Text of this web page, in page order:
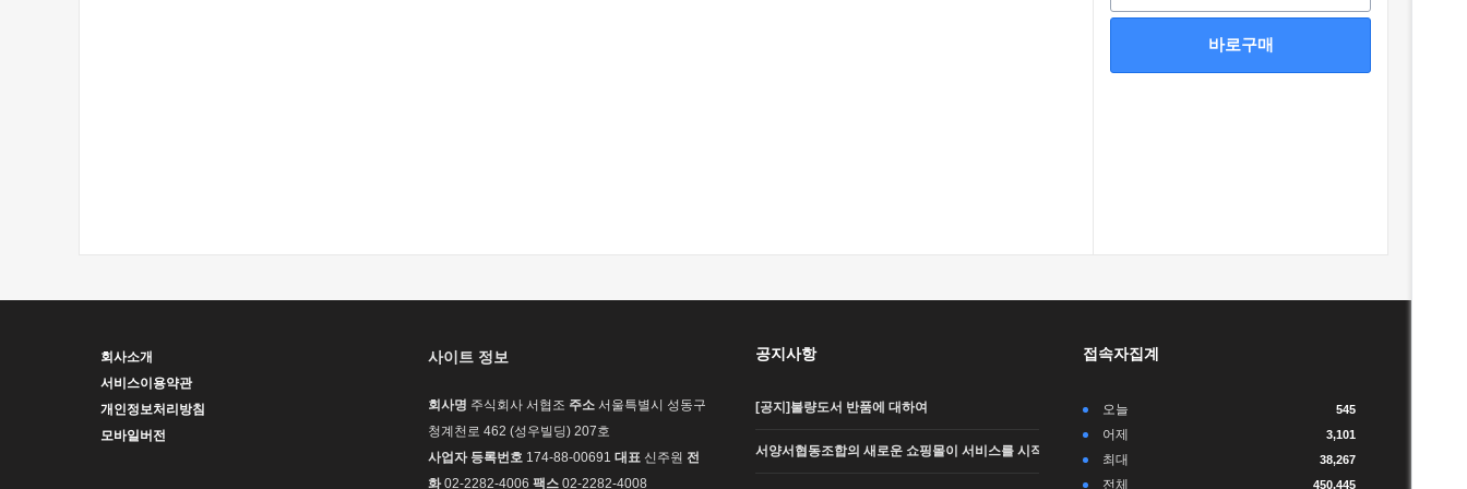
바로구매
회사소개
서비스이용약관
개인정보처리방침
모바일버전
사이트 정보
회사명 주식회사 서협조 주소 서울특별시 성동구
청계천로 462 (성우빌딩) 207호
사업자 등록번호 174-88-00691 대표 신주원 전
화02-2282-4006 팩스 02-2282-4008
공지사항
[공지]불량도서 반품에 대하여
서양서협동조합의 새로운 쇼핑몰이 서비스를 시작합니다.
접속자집계
오늘 545
어제 3,101
최대 38,267
전체 450,445